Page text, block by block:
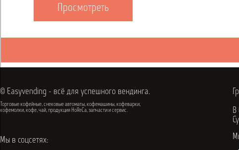
Просмотреть
© Easyvending - всё для успешного вендинга.
Торговые кофейные, снековые автоматы, кофемашины, кофеварки,
кофемолки, кофе, чай, продукция HoReCa, запчасти и сервис.
Мы в соцсетях:
В